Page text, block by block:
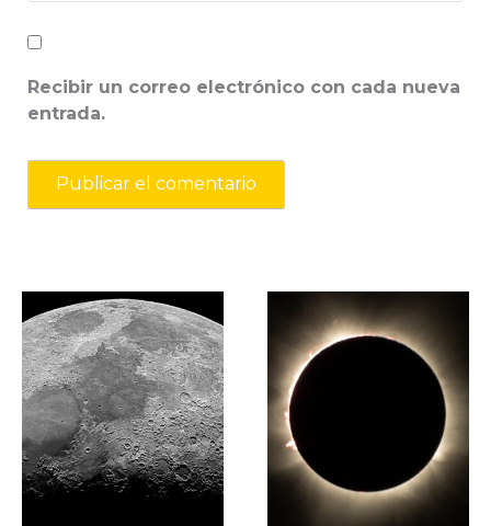
Recibir un correo electrónico con cada nueva
entrada.